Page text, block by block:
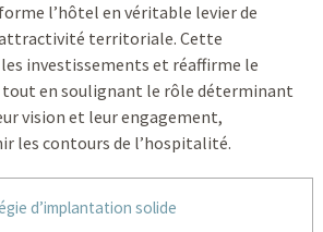
l’hôtel en véritable levier de
territoriale. Cette
investissements et réaffirme le
en soulignant le rôle déterminant
vision et leur engagement,
les contours de l’hospitalité.
d’implantation solide